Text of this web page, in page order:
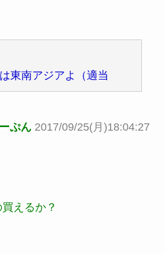
東南アジアよ（適当
ぷん 2017/09/25(月)18:04:27
えるか？